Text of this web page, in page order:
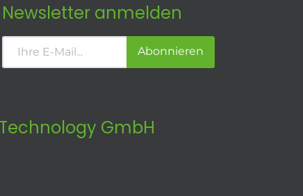
Newsletter anmelden
Abonnieren
GmbH